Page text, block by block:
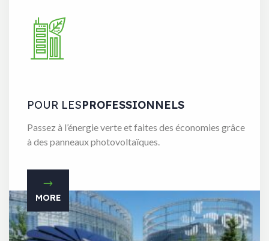
POUR LESPROFESSIONNELS
Passez à l’énergie verte et faites des économies grâce
à des panneaux photovoltaïques.
MORE